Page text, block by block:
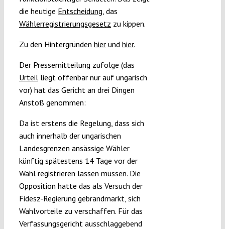
die heutige Entscheidung , das
Wählerregistrierungsgesetz zu kippen.
Zu den Hintergründen hierund hier.
Der Pressemitteilung zufolge (das
Urteilliegt offenbar nur auf ungarisch
vor) hat das Gericht an drei Dingen
Anstoß genommen:
Da ist erstens die Regelung, dass sich
auch innerhalb der ungarischen
Landesgrenzen ansässige Wähler
künftig spätestens 14 Tage vor der
Wahl registrieren lassen müssen. Die
Opposition hatte das als Versuch der
Fidesz-Regierung gebrandmarkt, sich
Wahlvorteile zu verschaffen. Für das
Verfassungsgericht ausschlaggebend